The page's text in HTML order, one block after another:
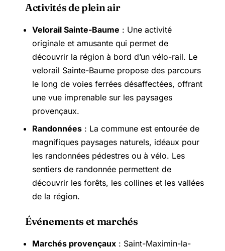
Activités de plein air
Velorail Sainte-Baume : Une activité
originale et amusante qui permet de
découvrir la région à bord d’un vélo-rail. Le
velorail Sainte-Baume propose des parcours
le long de voies ferrées désaffectées, offrant
une vue imprenable sur les paysages
provençaux.
Randonnées : La commune est entourée de
magnifiques paysages naturels, idéaux pour
les randonnées pédestres ou à vélo. Les
sentiers de randonnée permettent de
découvrir les forêts, les collines et les vallées
de la région.
Événements et marchés
Marchés provençaux : Saint-Maximin-la-